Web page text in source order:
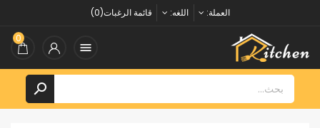
العملة: اللغه: قائمة الرغبات(0)

0
